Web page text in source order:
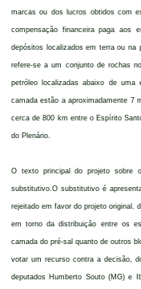
marcas ou dos lucros obtidos com
compensação financeira paga aos
depósitos localizados em terra ou na
refere-se a um conjunto de rochas
petróleo localizadas abaixo de
camada estão a aproximadamente 7
cerca de 800 km entre o Espírito
do Plenário.
O texto principal do projeto sobre
substitutivo.O substitutivo é
rejeitado em favor do projeto original.
em torno da distribuição entre os
camada do pré-sal quanto de outros
votar um recurso contra a decisão,
deputados Humberto Souto (MG) e